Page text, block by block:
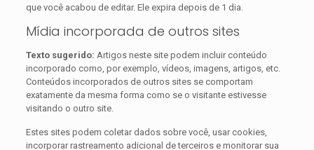
que você acabou de editar. Ele expira depois de 1 dia.
Mídia incorporada de outros sites
Texto sugerido: Artigos neste site podem incluir conteúdo
incorporado como, por exemplo, vídeos, imagens, artigos, etc.
Conteúdos incorporados de outros sites se comportam
exatamente da mesma forma como se o visitante estivesse
visitando o outro site.
Estes sites podem coletar dados sobre você, usar cookies,
incorporar rastreamento adicional de terceiros e monitorar sua